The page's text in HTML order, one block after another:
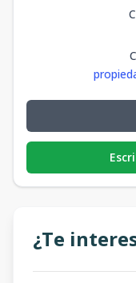
¿Te